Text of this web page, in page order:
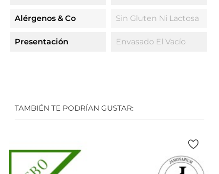
Alérgenos & Co Sin Gluten Ni Lactosa
Presentación Envasado El Vacío
TAMBIÉN TE PODRÍAN GUSTAR: